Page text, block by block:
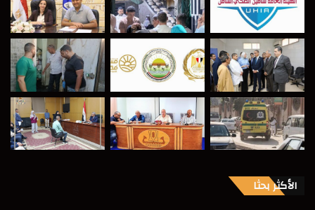
الأكثر بحثا